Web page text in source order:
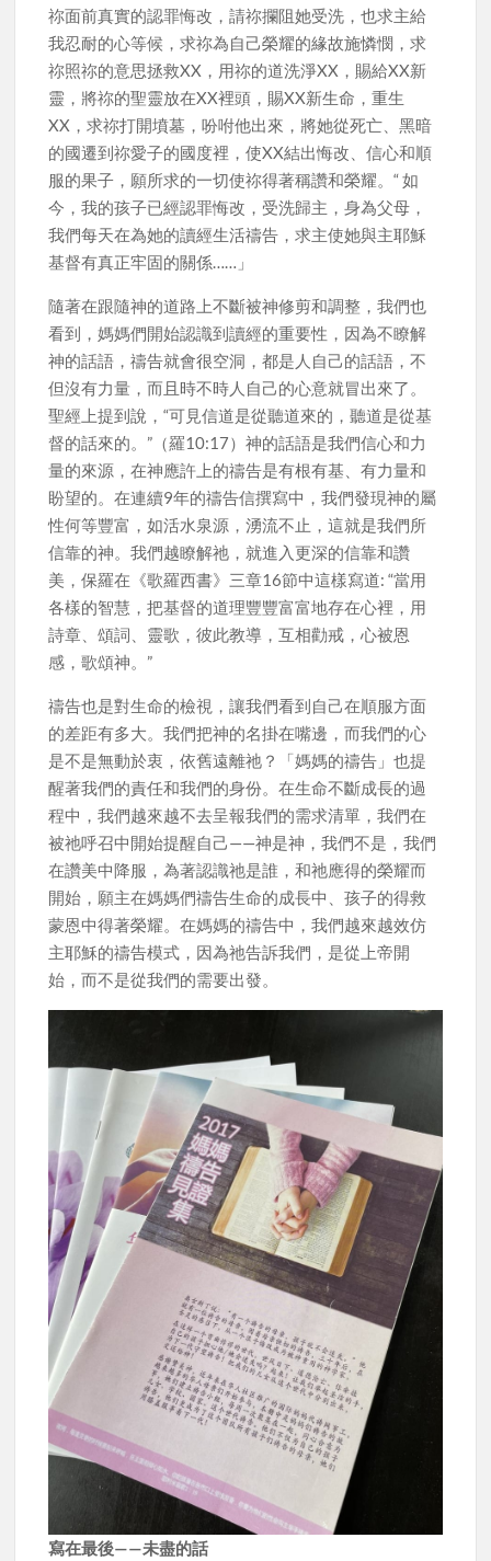
祢面前真實的認罪悔改，請祢攔阻她受洗，也求主給
我忍耐的心等候，求祢為自己榮耀的緣故施憐憫，求
祢照祢的意思拯救XX，用祢的道洗淨XX，賜給XX新
靈，將祢的聖靈放在XX裡頭，賜XX新生命，重生
XX，求祢打開墳墓，吩咐他出來，將她從死亡、黑暗
的國遷到祢愛子的國度裡，使XX結出悔改、信心和順
服的果子，願所求的一切使祢得著稱讚和榮耀。“ 如
今，我的孩子已經認罪悔改，受洗歸主，身為父母，
我們每天在為她的讀經生活禱告，求主使她與主耶穌
基督有真正牢固的關係……」
隨著在跟隨神的道路上不斷被神修剪和調整，我們也
看到，媽媽們開始認識到讀經的重要性，因為不瞭解
神的話語，禱告就會很空洞，都是人自己的話語，不
但沒有力量，而且時不時人自己的心意就冒出來了。
聖經上提到說，“可見信道是從聽道來的，聽道是從基
督的話來的。”（羅10:17）神的話語是我們信心和力
量的來源，在神應許上的禱告是有根有基、有力量和
盼望的。在連續9年的禱告信撰寫中，我們發現神的屬
性何等豐富，如活水泉源，湧流不止，這就是我們所
信靠的神。我們越瞭解祂，就進入更深的信靠和讚
美，保羅在《歌羅西書》三章16節中這樣寫道: “當用
各樣的智慧，把基督的道理豐豐富富地存在心裡，用
詩章、頌詞、靈歌，彼此教導，互相勸戒，心被恩
感，歌頌神。”
禱告也是對生命的檢視，讓我們看到自己在順服方面
的差距有多大。我們把神的名掛在嘴邊，而我們的心
是不是無動於衷，依舊遠離祂？「媽媽的禱告」也提
醒著我們的責任和我們的身份。在生命不斷成長的過
程中，我們越來越不去呈報我們的需求清單，我們在
被祂呼召中開始提醒自己——神是神，我們不是，我們
在讚美中降服，為著認識祂是誰，和祂應得的榮耀而
開始，願主在媽媽們禱告生命的成長中、孩子的得救
蒙恩中得著榮耀。在媽媽的禱告中，我們越來越效仿
主耶穌的禱告模式，因為祂告訴我們，是從上帝開
始，而不是從我們的需要出發。
寫在最後——未盡的話